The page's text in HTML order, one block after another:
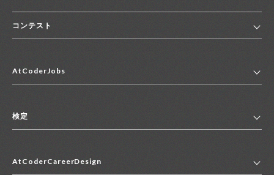
コンテスト
コンテスト一覧
便利リンク集
AtCoderJobs
2027年新卒採用求人一覧
中途採用求人一覧
検定
マイページ
AtCoderCareerDesign